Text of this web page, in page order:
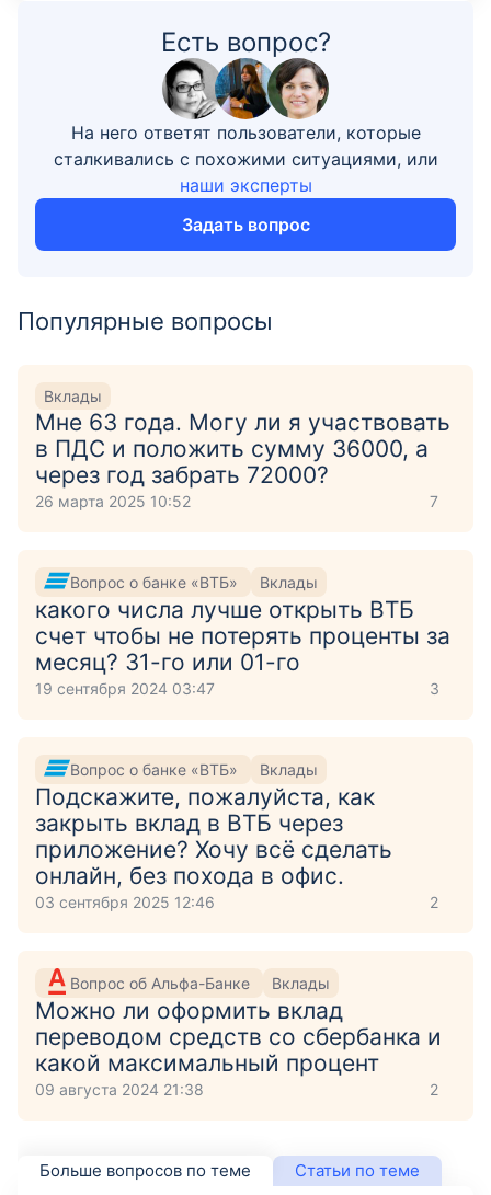
Есть вопрос?
На него ответят пользователи, которые
сталкивались с похожими ситуациями, или
наши эксперты
Задать вопрос
Популярные вопросы
Вклады
Мне 63 года. Могу ли я участвовать
в ПДС и положить сумму 36000, а
через год забрать 72000?
26 марта 2025 10:52 7
Вопрос о банке «ВТБ» Вклады
какого числа лучше открыть ВТБ
счет чтобы не потерять проценты за
месяц? 31-го или 01-го
19 сентября 2024 03:47 3
Вопрос о банке «ВТБ» Вклады
Подскажите, пожалуйста, как
закрыть вклад в ВТБ через
приложение? Хочу всё сделать
онлайн, без похода в офис.
03 сентября 2025 12:46 2
Вопрос об Альфа-Банке Вклады
Можно ли оформить вклад
переводом средств со сбербанка и
какой максимальный процент
09 августа 2024 21:38 2
Больше вопросов по теме Статьи по теме